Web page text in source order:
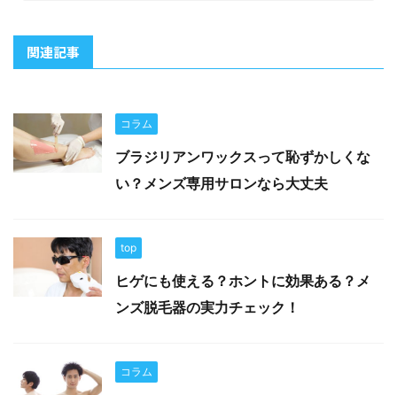
関連記事
コラム
ブラジリアンワックスって恥ずかしくな
い？メンズ専用サロンなら大丈夫
top
ヒゲにも使える？ホントに効果ある？メ
ンズ脱毛器の実力チェック！
コラム